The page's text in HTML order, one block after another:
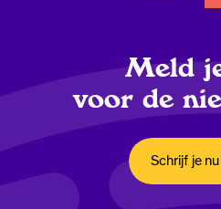
Meld
voor de
Opent in
Schrijf je